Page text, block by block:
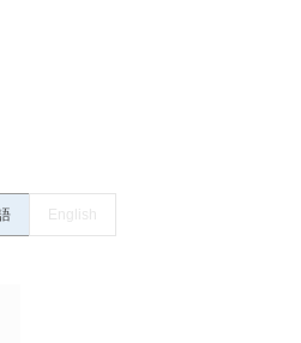
合には、システム全体として
いること、および本製品が全
前に確認してください。
で、ご採用に際しては機器・装
確認のうえご使用ください。・
すがご容赦ください。
English